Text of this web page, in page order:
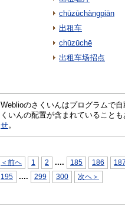
chūzūchàngpiān
出租车
chūzūchē
出租车场招点
Weblioのさくいんはプログラムで
くいんの配置が含まれていること
せ。
＜前へ 1 2 .... 185 186 187
195
.... 299 300 次へ＞